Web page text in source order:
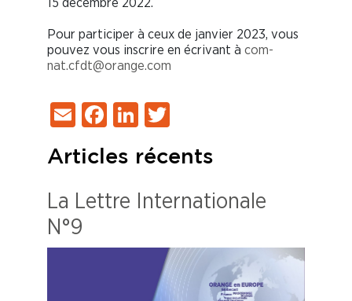
Pour participer à ceux de janvier 2023, vous
pouvez vous inscrire en écrivant à com-
nat.cfdt@orange.com
EmailFacebook
LinkedIn
Articles récents
La Lettre Internationale
N°9